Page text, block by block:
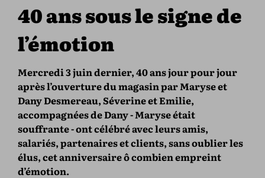
40 ans sous le signe de
l’émotion
Mercredi 3 juin dernier, 40 ans jour pour jour
après l’ouverture du magasin par Maryse et
Dany Desmereau, Séverine et Emilie,
accompagnées de Dany - Maryse était
souffrante - ont célébré avec leurs amis,
salariés, partenaires et clients, sans oublier les
élus, cet anniversaire ô combien empreint
d’émotion.